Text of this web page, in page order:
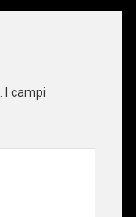
I campi